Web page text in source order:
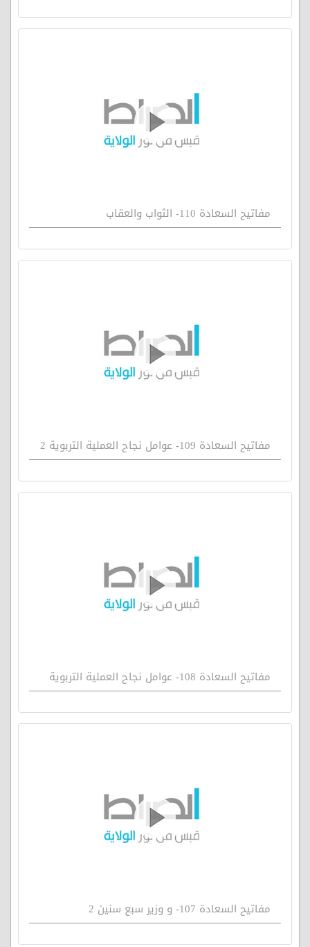
مفاتيح السعادة 110- الثواب والعقاب
مفاتيح السعادة 109- عوامل نجاح العملية التربوية 2
مفاتيح السعادة 108- عوامل نجاح العملية التربوية
مفاتيح السعادة 107- و وزير سبع سنين 2